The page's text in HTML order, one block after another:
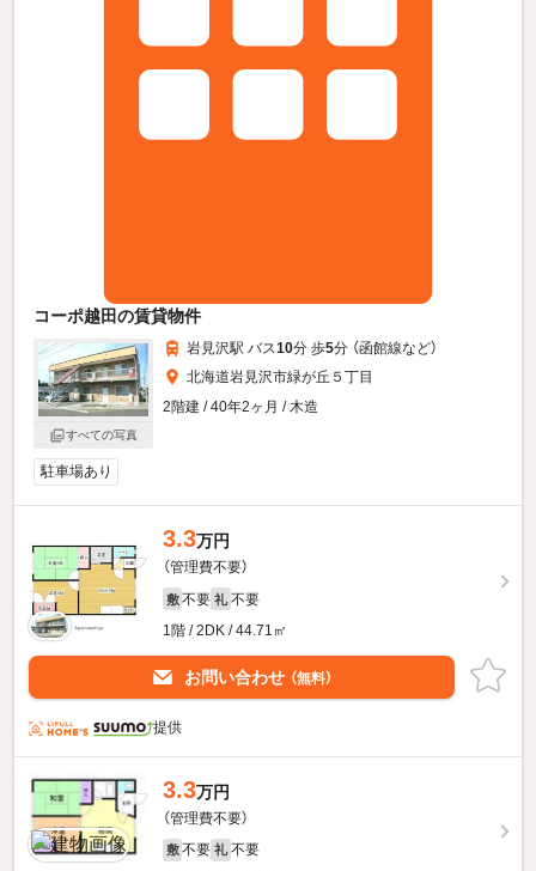
コーポ越田の賃貸物件
すべての写真
岩見沢駅 バス10分 歩5分 （函館線など）
北海道岩見沢市緑が丘５丁目
2階建 / 40年2ヶ月 / 木造
駐車場あり
3.3万円
（管理費不要）
敷 不要 礼 不要
1階 / 2DK / 44.71㎡
お問い合わせ （無料）
提供
3.3万円
（管理費不要）
敷 不要 礼 不要